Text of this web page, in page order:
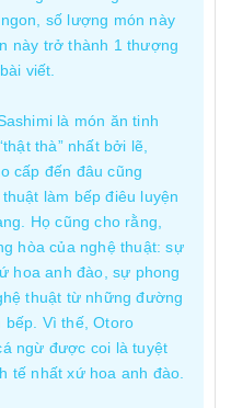
số lượng món này
này trở thành 1 thượng
viết.
là món ăn tinh
thà” nhất bởi lẽ,
cấp đến đâu cũng
làm bếp điêu luyện
Họ cũng cho rằng,
hòa của nghệ thuật: sự
hoa anh đào, sự phong
thuật từ những đường
bếp. Vì thế, Otoro
ngừ được coi là tuyệt
tế nhất xứ hoa anh đào.